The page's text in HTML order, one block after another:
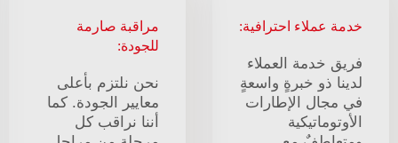
خدمة عملاء احترافية:
فريق خدمة العملاء
لدينا ذو خبرةٍ واسعةٍ
في مجال الإطارات
الأوتوماتيكية
مراقبة صارمة
للجودة:
نحن نلتزم بأعلى
معايير الجودة. كما
أننا نراقب كل